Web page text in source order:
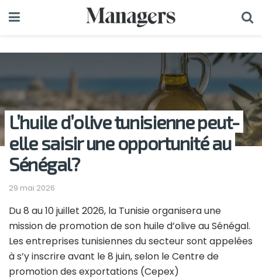
L’huile d’olive tunisienne peut-
elle saisir une opportunité au
Sénégal?
29 mai 2026
Du 8 au 10 juillet 2026, la Tunisie organisera une
mission de promotion de son huile d’olive au Sénégal.
Les entreprises tunisiennes du secteur sont appelées
à s’y inscrire avant le 8 juin, selon le Centre de
promotion des exportations (Cepex)